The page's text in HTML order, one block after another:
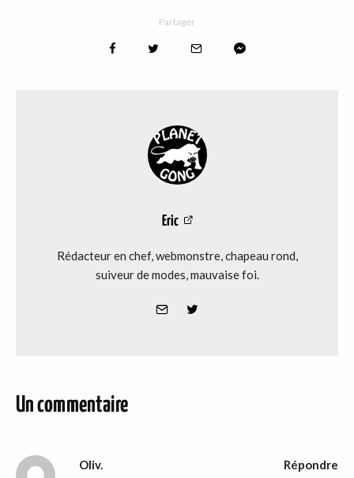
Partager
Eric
Rédacteur en chef, webmonstre, chapeau rond,
suiveur de modes, mauvaise foi.
Un commentaire
Oliv. Répondre